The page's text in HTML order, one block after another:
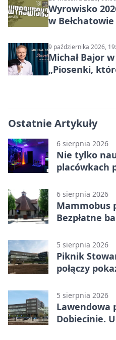
Wyrowisko
w Bełchatowie
9 października 2026,
Michał Bajor
„Piosenki,
Ostatnie Artykuły
6 sierpnia 2026
Nie tylko
placówkach
6 sierpnia 2026
Mammobus
Bezpłatne
5 sierpnia 2026
Piknik
połączy
5 sierpnia 2026
Lawendowa
Dobiecinie.